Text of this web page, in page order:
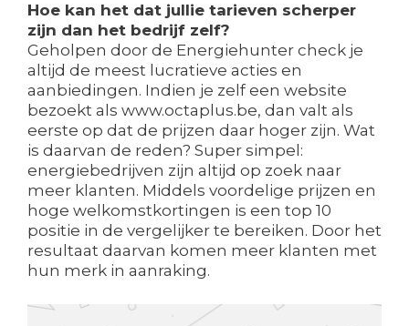
Hoe kan het dat jullie tarieven scherper
zijn dan het bedrijf zelf?
Geholpen door de Energiehunter check je
altijd de meest lucratieve acties en
aanbiedingen. Indien je zelf een website
bezoekt als www.octaplus.be, dan valt als
eerste op dat de prijzen daar hoger zijn. Wat
is daarvan de reden? Super simpel:
energiebedrijven zijn altijd op zoek naar
meer klanten. Middels voordelige prijzen en
hoge welkomstkortingen is een top 10
positie in de vergelijker te bereiken. Door het
resultaat daarvan komen meer klanten met
hun merk in aanraking.